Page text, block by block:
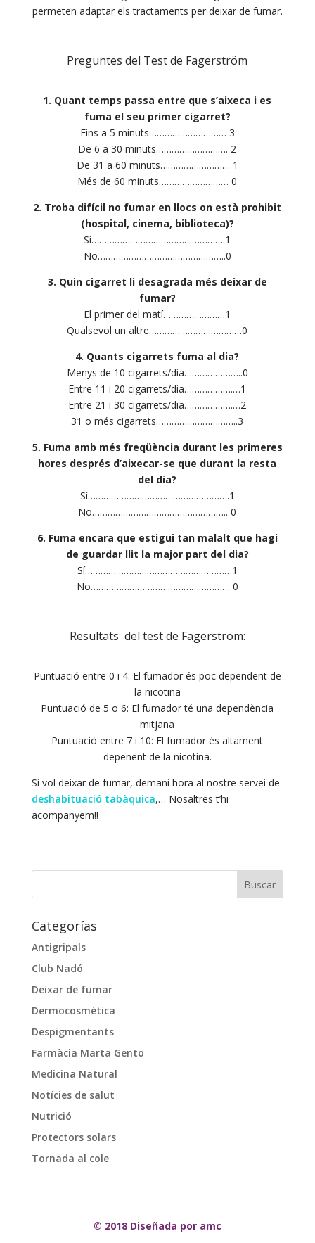
permeten adaptar els tractaments per deixar de fumar.
Preguntes del Test de Fagerström
1. Quant temps passa entre que s’aixeca i es
fuma el seu primer cigarret?
Fins a 5 minuts………………………… 3
De 6 a 30 minuts………………………. 2
De 31 a 60 minuts……………………… 1
Més de 60 minuts……………………… 0
2. Troba difícil no fumar en llocs on està prohibit
(hospital, cinema, biblioteca)?
Sí…………………………………………….1
No…………………………………………..0
3. Quin cigarret li desagrada més deixar de
fumar?
El primer del matí……………………1
Qualsevol un altre………………………………0
4. Quants cigarrets fuma al dia?
Menys de 10 cigarrets/dia…………………..0
Entre 11 i 20 cigarrets/dia……………….…1
Entre 21 i 30 cigarrets/dia……………….…2
31 o més cigarrets…………………………..3
5. Fuma amb més freqüència durant les primeres
hores després d’aixecar-se que durant la resta
del dia?
Sí……………………………………………….1
No…………………………………………….. 0
6. Fuma encara que estigui tan malalt que hagi
de guardar llit la major part del dia?
Sí…………………………………………………1
No……………………………………………… 0
Resultats del test de Fagerström:
Puntuació entre 0 i 4: El fumador és poc dependent de
la nicotina
Puntuació de 5 o 6: El fumador té una dependència
mitjana
Puntuació entre 7 i 10: El fumador és altament
depenent de la nicotina.
Si vol deixar de fumar, demani hora al nostre servei de
deshabituació tabàquica,… Nosaltres t’hi
acompanyem!!
Categorías
Antigripals
Club Nadó
Deixar de fumar
Dermocosmètica
Despigmentants
Farmàcia Marta Gento
Medicina Natural
Notícies de salut
Nutrició
Protectors solars
Tornada al cole
© 2018 Diseñada por amc